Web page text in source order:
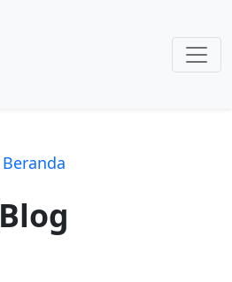
Beranda
Blog